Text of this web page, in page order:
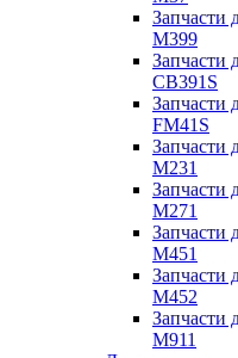
Запчасти
M399
Запчасти
CB391S
Запчасти
FM41S
Запчасти
M231
Запчасти
M271
Запчасти
M451
Запчасти
M452
Запчасти
M911